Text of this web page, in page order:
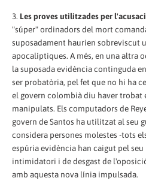
3. Les proves utilitzades per
"súper" ordinadors del mort
suposadament haurien sobreviscut
apocalíptiques. A més, en una altra
la suposada evidència continguda
ser probatòria, pel fet que no hi ha
el govern colombià diu haver trobat
manipulats. Els computadors de
govern de Santos ha utilitzat al seu
considera persones molestes -tots
espúria evidència han caigut pel
intimidatori i de desgast de
amb aquesta nova línia impulsada.